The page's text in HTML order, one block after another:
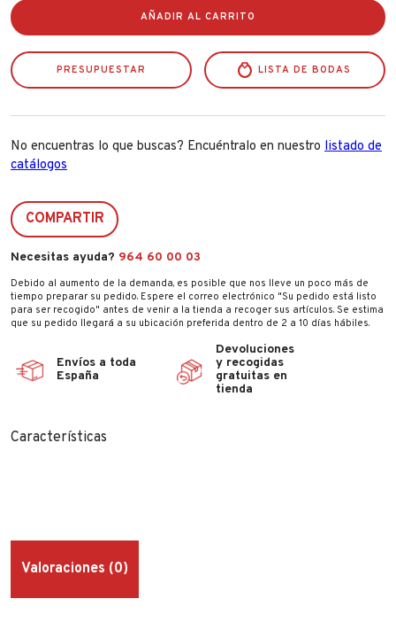
AÑADIR AL CARRITO
PRESUPUESTAR LISTA DE BODAS
No encuentras lo que buscas? Encuéntralo en nuestro listado de
catálogos
COMPARTIR
Necesitas ayuda? 964 60 00 03
Debido al aumento de la demanda, es posible que nos lleve un poco más de
tiempo preparar su pedido. Espere el correo electrónico "Su pedido está listo
para ser recogido" antes de venir a la tienda a recoger sus artículos. Se estima
que su pedido llegará a su ubicación preferida dentro de 2 a 10 días hábiles.
Envíos a toda
España
Devoluciones
y recogidas
gratuitas en
tienda
Características
Valoraciones (0)